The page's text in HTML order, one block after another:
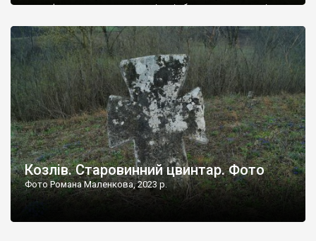
рельєфне пано, яке показує жінку і яблуню, а трохи далі, десь
не видно, але видно дві стареньких колії у траві – […]
Козлів. Старовинний цвинтар. Фото
Фото Романа Маленкова, 2023 р.